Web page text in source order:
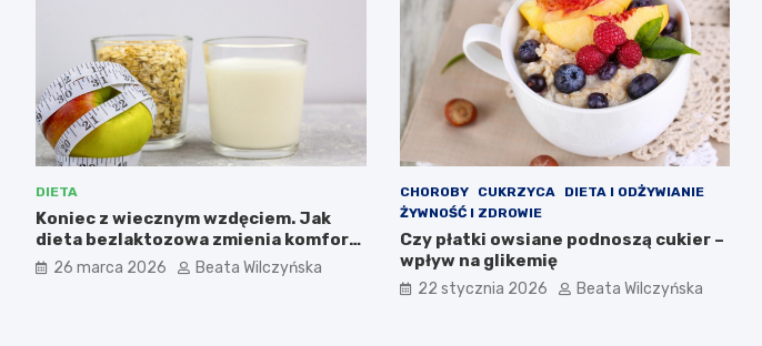
DIETA
Koniec z wiecznym wzdęciem. Jak
dieta bezlaktozowa zmienia komfort
życia i pomaga w redukcji wagi?
26 marca 2026 Beata Wilczyńska
CHOROBY CUKRZYCA
DIETA I ODŻYWIANIE
ŻYWNOŚĆ I ZDROWIE
Czy płatki owsiane podnoszą cukier –
wpływ na glikemię
22 stycznia 2026 Beata Wilczyńska